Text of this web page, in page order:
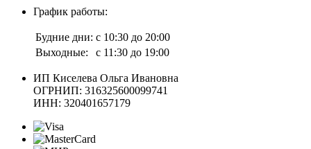
График работы:
Будние дни: с 10:30 до 20:00
Выходные:
с 11:30 до 19:00
ИП Киселева Ольга Ивановна
ОГРНИП: 316325600099741
ИНН: 320401657179